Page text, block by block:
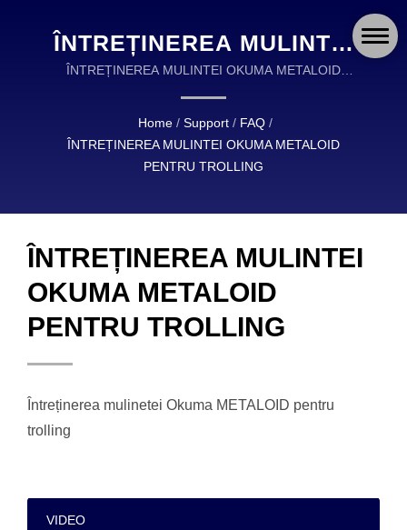
ÎNTREȚINEREA MULINTEI
OKUMA METALOID
PENTRU TROLLING |
OKUMA FISHING:
MULINETE, BÂTE ȘI
PRECIZIE PENTRU
FIECARE AVENTURĂ
ÎNTREȚINEREA MULINTEI OKUMA METALOID
PROIECTAREA ȘI FABRICAREA ECHIPAMENTELOR
Home / Support / FAQ /
ÎNTREȚINEREA MULINTEI OKUMA METALOID
PENTRU TROLLING
ÎNTREȚINEREA MULINTEI
OKUMA METALOID
PENTRU TROLLING
Întreținerea mulinetei Okuma METALOID pentru
trolling
VIDEO